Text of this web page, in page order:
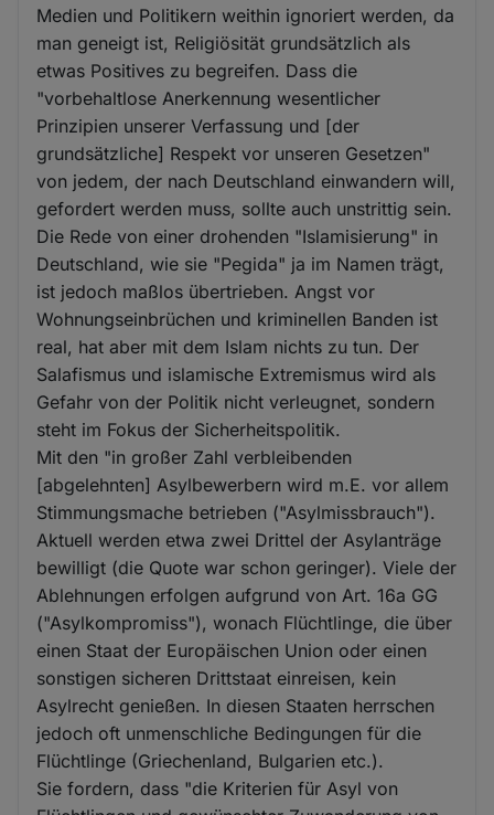
Medien und Politikern weithin ignoriert werden, da
man geneigt ist, Religiösität grundsätzlich als
etwas Positives zu begreifen. Dass die
"vorbehaltlose Anerkennung wesentlicher
Prinzipien unserer Verfassung und [der
grundsätzliche] Respekt vor unseren Gesetzen"
von jedem, der nach Deutschland einwandern will,
gefordert werden muss, sollte auch unstrittig sein.
Die Rede von einer drohenden "Islamisierung" in
Deutschland, wie sie "Pegida" ja im Namen trägt,
ist jedoch maßlos übertrieben. Angst vor
Wohnungseinbrüchen und kriminellen Banden ist
real, hat aber mit dem Islam nichts zu tun. Der
Salafismus und islamische Extremismus wird als
Gefahr von der Politik nicht verleugnet, sondern
steht im Fokus der Sicherheitspolitik.
Mit den "in großer Zahl verbleibenden
[abgelehnten] Asylbewerbern wird m.E. vor allem
Stimmungsmache betrieben ("Asylmissbrauch").
Aktuell werden etwa zwei Drittel der Asylanträge
bewilligt (die Quote war schon geringer). Viele der
Ablehnungen erfolgen aufgrund von Art. 16a GG
("Asylkompromiss"), wonach Flüchtlinge, die über
einen Staat der Europäischen Union oder einen
sonstigen sicheren Drittstaat einreisen, kein
Asylrecht genießen. In diesen Staaten herrschen
jedoch oft unmenschliche Bedingungen für die
Flüchtlinge (Griechenland, Bulgarien etc.).
Sie fordern, dass "die Kriterien für Asyl von